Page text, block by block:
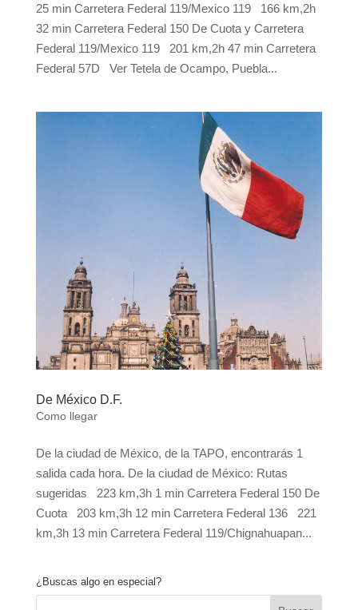
25 min Carretera Federal 119/Mexico 119 166 km,2h
32 min Carretera Federal 150 De Cuota y Carretera
Federal 119/Mexico 119 201 km,2h 47 min Carretera
Federal 57D Ver Tetela de Ocampo, Puebla...
De México D.F.
Como llegar
De la ciudad de México, de la TAPO, encontrarás 1
salida cada hora. De la ciudad de México: Rutas
sugeridas 223 km,3h 1 min Carretera Federal 150 De
Cuota 203 km,3h 12 min Carretera Federal 136 221
km,3h 13 min Carretera Federal 119/Chignahuapan...
¿Buscas algo en especial?